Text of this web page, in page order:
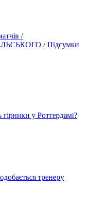
/
/ Підсумки
у Роттердамі?
тренеру